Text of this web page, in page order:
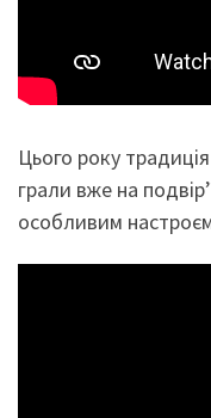
Цього року
грали вже на
особливим